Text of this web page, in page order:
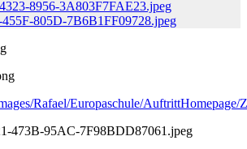
Rafael/Europaschule/AuftrittHomepage/
473B-95AC-7F98BDD87061.jpeg